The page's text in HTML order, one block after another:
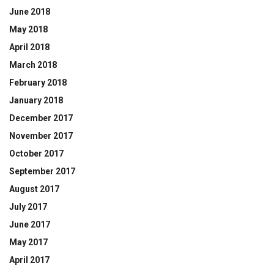
June 2018
May 2018
April 2018
March 2018
February 2018
January 2018
December 2017
November 2017
October 2017
September 2017
August 2017
July 2017
June 2017
May 2017
April 2017